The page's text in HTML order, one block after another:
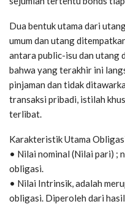
Dua bentuk utama dari
umum dan utang
antara public-isu dan utang
bahwa yang terakhir ini
pinjaman dan tidak
transaksi pribadi, istilah
terlibat.
Karakteristik Utama
• Nilai nominal (Nilai pari) ;
obligasi.
• Nilai Intrinsik, adalah
obligasi. Diperoleh dari